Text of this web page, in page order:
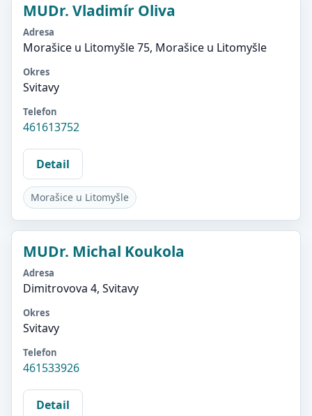
MUDr. Vladimír Oliva
Adresa
Morašice u Litomyšle 75, Morašice u Litomyšle
Okres
Svitavy
Telefon
461613752
Detail
Morašice u Litomyšle
MUDr. Michal Koukola
Adresa
Dimitrovova 4, Svitavy
Okres
Svitavy
Telefon
461533926
Detail